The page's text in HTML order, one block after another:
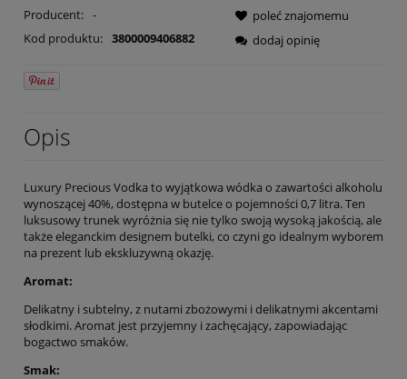
Producent: -
Kod produktu: 3800009406882
poleć znajomemu
dodaj opinię
Opis
Luxury Precious Vodka to wyjątkowa wódka o zawartości alkoholu
wynoszącej 40%, dostępna w butelce o pojemności 0,7 litra. Ten
luksusowy trunek wyróżnia się nie tylko swoją wysoką jakością, ale
także eleganckim designem butelki, co czyni go idealnym wyborem
na prezent lub ekskluzywną okazję.
Aromat:
Delikatny i subtelny, z nutami zbożowymi i delikatnymi akcentami
słodkimi. Aromat jest przyjemny i zachęcający, zapowiadając
bogactwo smaków.
Smak: